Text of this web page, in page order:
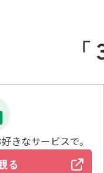
きなサービスで。
る